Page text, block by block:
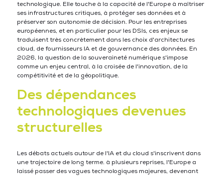
technologique. Elle touche à la capacité de l'Europe à maîtriser
ses infrastructures critiques, à protéger ses données et à
préserver son autonomie de décision. Pour les entreprises
européennes, et en particulier pour les DSIs, ces enjeux se
traduisent très concrètement dans les choix d'architectures
cloud, de fournisseurs IA et de gouvernance des données. En
2026, la question de la souveraineté numérique s'impose
comme un enjeu central, à la croisée de l'innovation, de la
compétitivité et de la géopolitique.
Des dépendances
technologiques devenues
structurelles
Les débats actuels autour de l'IA et du cloud s'inscrivent dans
une trajectoire de long terme. à plusieurs reprises, l'Europe a
laissé passer des vagues technologiques majeures, devenant